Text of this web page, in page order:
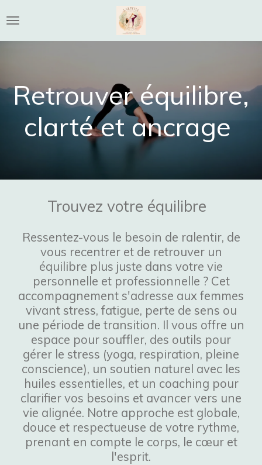
au
contenu
Retrouver équilibre,
clarté et ancrage
Trouvez votre équilibre
Ressentez-vous le besoin de ralentir, de
vous recentrer et de retrouver un
équilibre plus juste dans votre vie
personnelle et professionnelle ? Cet
accompagnement s'adresse aux femmes
vivant stress, fatigue, perte de sens ou
une période de transition. Il vous offre un
espace pour souffler, des outils pour
gérer le stress (yoga, respiration, pleine
conscience), un soutien naturel avec les
huiles essentielles, et un coaching pour
clarifier vos besoins et avancer vers une
vie alignée. Notre approche est globale,
douce et respectueuse de votre rythme,
prenant en compte le corps, le cœur et
l'esprit.